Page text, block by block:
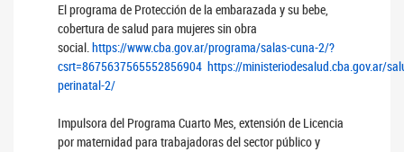
El programa de Protección de la embarazada y su bebe,
cobertura de salud para mujeres sin obra
social.https://www.cba.gov.ar/programa/salas-cuna-2/?
csrt=8675637565552856904 https://ministeriodesalud.cba.gov.ar/
perinatal-2/
Impulsora del Programa Cuarto Mes, extensión de Licencia
por maternidad para trabajadoras del sector público y